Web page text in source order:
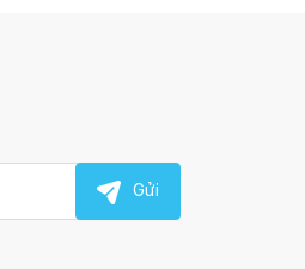
Gửi